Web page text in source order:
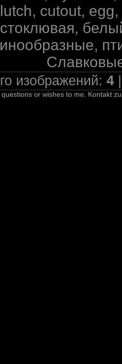
cutout,
изображений: 4
or wishes to me. Kontakt